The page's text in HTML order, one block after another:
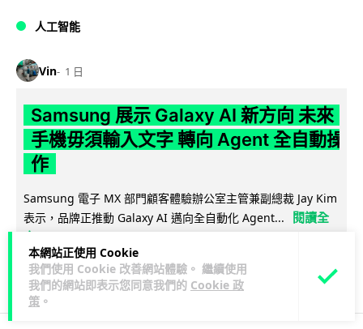
本網站正使用 Cookie
我們使用 Cookie 改善網站體驗。 繼續使用
我們的網站即表示您同意我們的 Cookie 政
策 。
人工智能
Vin 1 日
Samsung 展示 Galaxy AI 新方向 未來
手機毋須輸入文字 轉向 Agent 全自動操
作
Samsung 電子 MX 部門顧客體驗辦公室主管兼副總裁 Jay Kim
表示，品牌正推動 Galaxy AI 邁向全自動化 Agent...
閱讀全
文
27 4 ↗ 分享